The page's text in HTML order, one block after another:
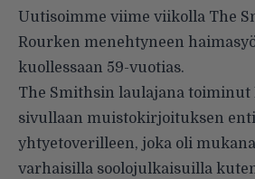
Uutisoimme viime viikolla The
Rourken menehtyneen
kuollessaan 59-vuotias.
The Smithsin laulajana
sivullaan muistokirjoituksen
yhtyetoverilleen, joka oli
varhaisilla soolojulkaisuilla